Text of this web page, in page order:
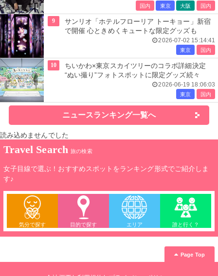
国内 東京 大阪 国内
9
サンリオ「ホテルフローリア トーキョー」新宿
で開催 心ときめくキュートな限定グッズも
2026-07-02 15:14:41
東京 国内
10
ちいかわ×東京スカイツリーのコラボ詳細決定
“ぬい撮り”フォトスポットに限定グッズ続々
2026-06-19 18:06:03
東京 国内
ニュースランキング一覧へ
読み込めませんでした
Travel Search 旅の検索
女子目線で選ぶ！おすすめスポットをランキング形式でご紹介しま
す♪
気分で探す 目的で探す エリア 誰と行く？
Page Top